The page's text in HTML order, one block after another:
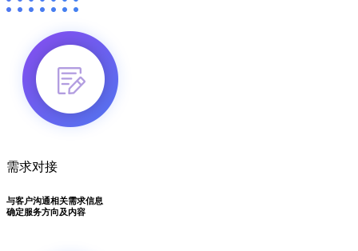
需求对接
与客户沟通相关需求信息
确定服务方向及内容